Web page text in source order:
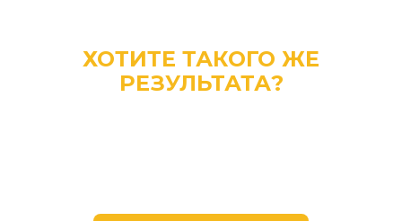
ХОТИТЕ ТАКОГО ЖЕ
РЕЗУЛЬТАТА?